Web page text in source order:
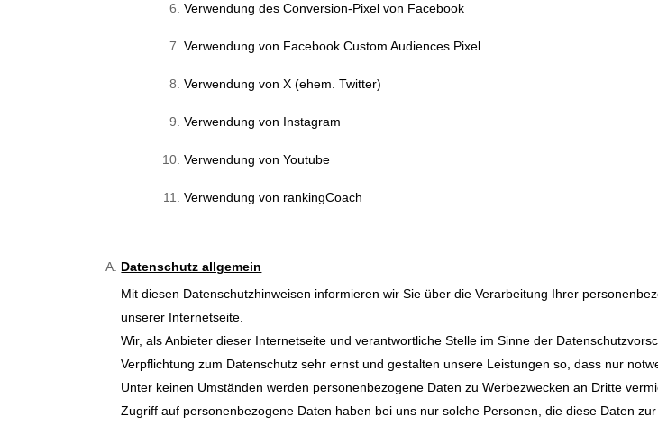
Verwendung des Conversion-Pixel von Facebook
Verwendung von Facebook Custom Audiences Pixel
Verwendung von X (ehem. Twitter)
Verwendung von Instagram
Verwendung von Youtube
Verwendung von rankingCoach
Datenschutz allgemein
Mit diesen Datenschutzhinweisen informieren wir Sie über die Verarbeitung Ihrer
unserer Internetseite.
Wir, als Anbieter dieser Internetseite und verantwortliche Stelle im Sinne der
Verpflichtung zum Datenschutz sehr ernst und gestalten unsere Leistungen so, dass nur
Unter keinen Umständen werden personenbezogene Daten zu Werbezwecken an Dritte
Zugriff auf personenbezogene Daten haben bei uns nur solche Personen, die diese Daten